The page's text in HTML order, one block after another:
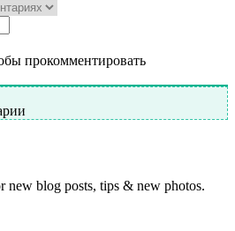
прокомментировать
new blog posts, tips & new photos.